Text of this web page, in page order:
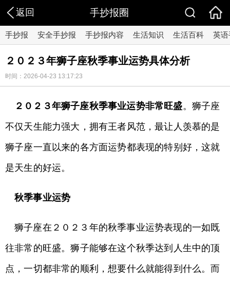
返回 手抄报圈
手抄报 安全手抄报 手抄报内容 生活知识 生活百科 英
​２０２３年狮子座秋季事业运势具体分析
时间：2026-04-23 13:17:23
２０２３年狮子座秋季事业运势非常旺盛。狮子座
不仅天生能力强大，拥有王者风范，最让人羡慕的是
狮子座一直以来的各方面运势都表现的特别好，这就
是天生的好运。
秋季事业运势
狮子座在２０２３年的秋季事业运势表现的一如既
往非常的旺盛。狮子能够在这个秋季达到人生中的顶
点，一切都非常的顺利，想要什么就能得到什么。而